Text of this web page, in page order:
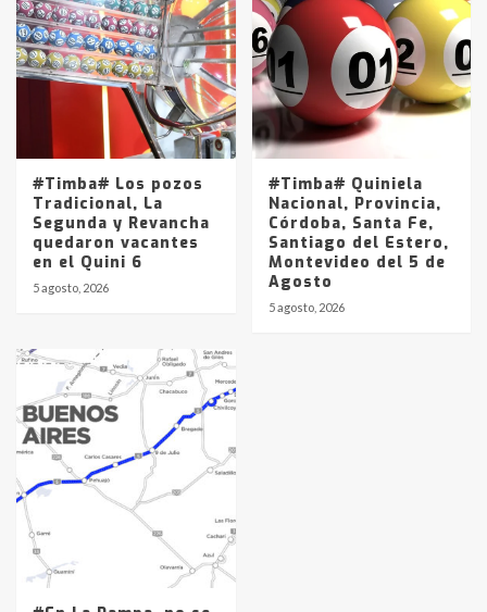
#Timba# Los pozos
Tradicional, La
Segunda y Revancha
quedaron vacantes
en el Quini 6
5 agosto, 2026
#Timba# Quiniela
Nacional, Provincia,
Córdoba, Santa Fe,
Santiago del Estero,
Montevideo del 5 de
Agosto
5 agosto, 2026